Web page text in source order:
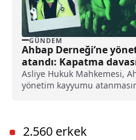
GÜNDEM
Ahbap Derneği’ne
atandı: Kapatma
Asliye Hukuk Mahkemesi,
yönetim kayyumu
2.560 erkek